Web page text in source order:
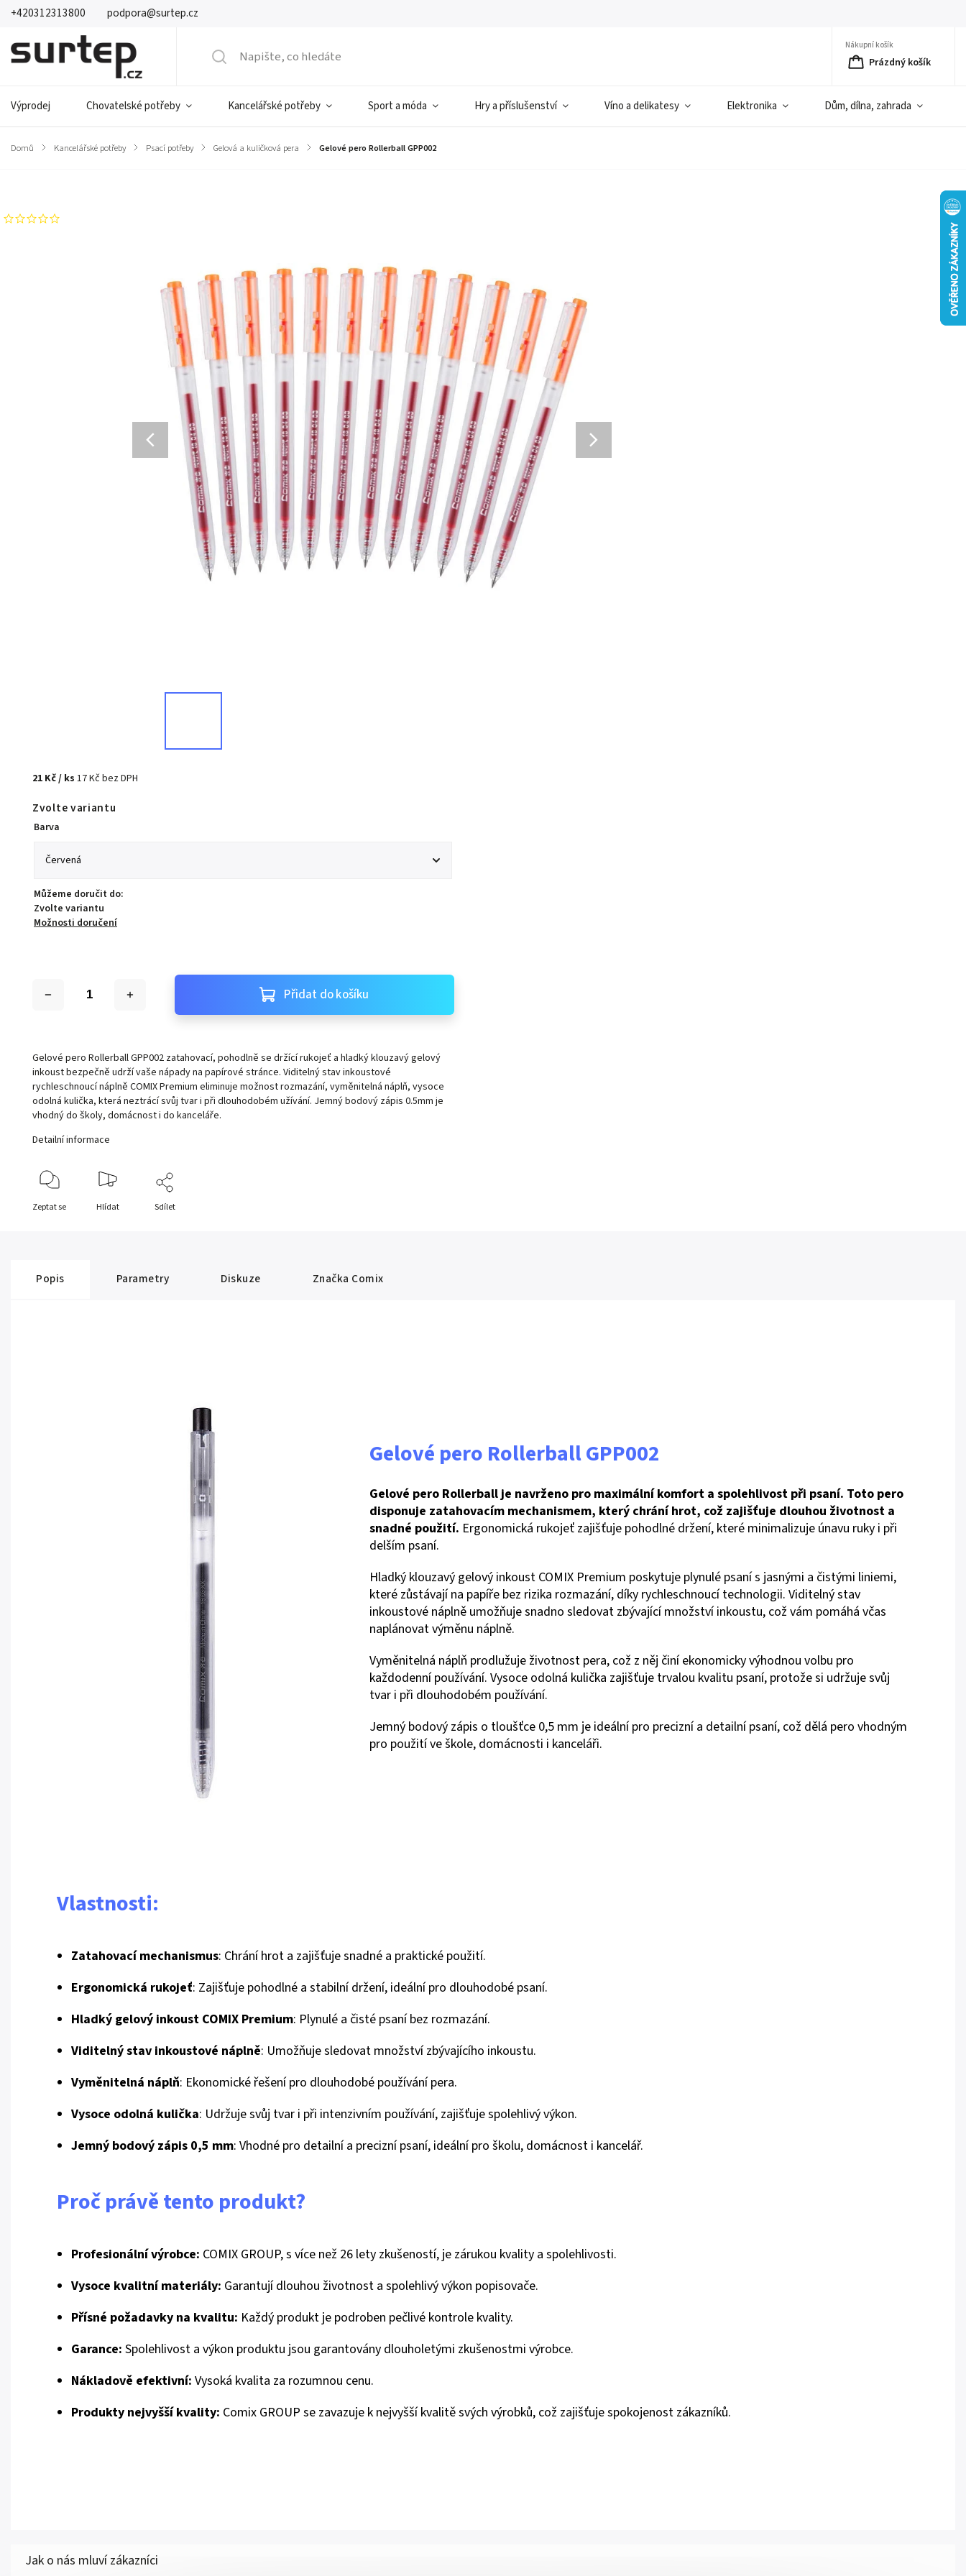
+420312313800 podpora@surtep.cz
Nákupní košík
Prázdný košík
Výprodej Chovatelské potřeby Kancelářské potřeby Sport a móda Hry a příslušenství Víno a delikatesy Elektronika Dům, dílna, zahrada
Domů / Kancelářské potřeby / Psací potřeby / Gelová a kuličková pera / Gelové pero Rollerball GPP002
21 Kč/ ks17 Kč bez DPH
Zvolte variantu
Barva
Můžeme doručit do:
Zvolte variantu
Možnosti doručení
Přidat do košíku
Gelové pero Rollerball GPP002 zatahovací, pohodlně se držící rukojeť a hladký klouzavý gelový
inkoust bezpečně udrží vaše nápady na papírové stránce. Viditelný stav inkoustové
rychleschnoucí náplně COMIX Premium eliminuje možnost rozmazání, vyměnitelná náplň, vysoce
odolná kulička, která neztrácí svůj tvar i při dlouhodobém užívání. Jemný bodový zápis 0.5mm je
vhodný do školy, domácnost i do kanceláře.
Detailní informace
Zeptat se Hlídat Sdílet
Popis Parametry Diskuze Značka Comix
Gelové pero Rollerball GPP002
Gelové pero Rollerball je navrženo pro maximální komfort a spolehlivost při psaní. Toto pero
disponuje zatahovacím mechanismem, který chrání hrot, což zajišťuje dlouhou životnost a
snadné použití. Ergonomická rukojeť zajišťuje pohodlné držení, které minimalizuje únavu ruky i při
delším psaní.
Hladký klouzavý gelový inkoust COMIX Premium poskytuje plynulé psaní s jasnými a čistými liniemi,
které zůstávají na papíře bez rizika rozmazání, díky rychleschnoucí technologii. Viditelný stav
inkoustové náplně umožňuje snadno sledovat zbývající množství inkoustu, což vám pomáhá včas
naplánovat výměnu náplně.
Vyměnitelná náplň prodlužuje životnost pera, což z něj činí ekonomicky výhodnou volbu pro
každodenní používání. Vysoce odolná kulička zajišťuje trvalou kvalitu psaní, protože si udržuje svůj
tvar i při dlouhodobém používání.
Jemný bodový zápis o tloušťce 0,5 mm je ideální pro precizní a detailní psaní, což dělá pero vhodným
pro použití ve škole, domácnosti i kanceláři.
Vlastnosti:
Zatahovací mechanismus: Chrání hrot a zajišťuje snadné a praktické použití.
Ergonomická rukojeť: Zajišťuje pohodlné a stabilní držení, ideální pro dlouhodobé psaní.
Hladký gelový inkoust COMIX Premium: Plynulé a čisté psaní bez rozmazání.
Viditelný stav inkoustové náplně: Umožňuje sledovat množství zbývajícího inkoustu.
Vyměnitelná náplň: Ekonomické řešení pro dlouhodobé používání pera.
Vysoce odolná kulička: Udržuje svůj tvar i při intenzivním používání, zajišťuje spolehlivý výkon.
Jemný bodový zápis 0,5 mm: Vhodné pro detailní a precizní psaní, ideální pro školu, domácnost i kancelář.
Proč právě tento produkt?
Profesionální výrobce: COMIX GROUP, s více než 26 lety zkušeností, je zárukou kvality a spolehlivosti.
Vysoce kvalitní materiály: Garantují dlouhou životnost a spolehlivý výkon popisovače.
Přísné požadavky na kvalitu: Každý produkt je podroben pečlivé kontrole kvality.
Garance: Spolehlivost a výkon produktu jsou garantovány dlouholetými zkušenostmi výrobce.
Nákladově efektivní: Vysoká kvalita za rozumnou cenu.
Produkty nejvyšší kvality: Comix GROUP se zavazuje k nejvyšší kvalitě svých výrobků, což zajišťuje spokojenost zákazníků.